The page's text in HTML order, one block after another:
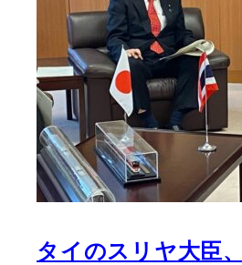
タイのスリヤ大臣